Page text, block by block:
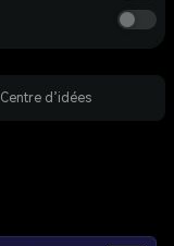
Centre d’idées